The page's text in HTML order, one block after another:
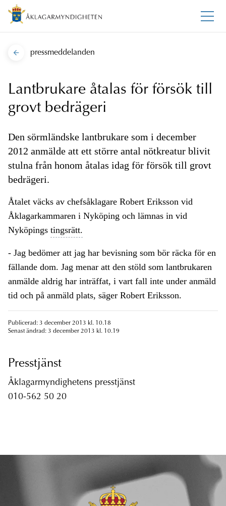
pressmeddelanden
Lantbrukare åtalas för försök till
grovt bedrägeri
Den sörmländske lantbrukare som i december
2012 anmälde att ett större antal nötkreatur blivit
stulna från honom åtalas idag för försök till grovt
bedrägeri.
Åtalet väcks av chefsåklagare Robert Eriksson vid
Åklagarkammaren i Nyköping och lämnas in vid
Nyköpings tingsrätt.
- Jag bedömer att jag har bevisning som bör räcka för en
fällande dom. Jag menar att den stöld som lantbrukaren
anmälde aldrig har inträffat, i vart fall inte under anmäld
tid och på anmäld plats, säger Robert Eriksson.
Publicerad: 3 december 2013 kl. 10.18
Senast ändrad: 3 december 2013 kl. 10.19
Presstjänst
Åklagarmyndighetens presstjänst
010-562 50 20